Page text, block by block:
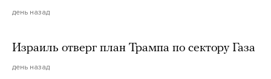
день назад
Израиль отверг план Трампа по сектору Газа
день назад